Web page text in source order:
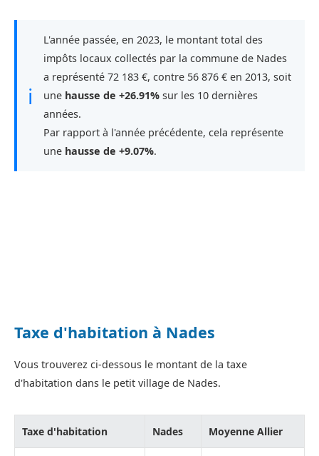
ℹ
L'année passée, en 2023, le montant total des
impôts locaux collectés par la commune de Nades
a représenté 72 183 €, contre 56 876 € en 2013, soit
une hausse de +26.91% sur les 10 dernières
années.
Par rapport à l'année précédente, cela représente
une hausse de +9.07%.
Taxe d'habitation à Nades
Vous trouverez ci-dessous le montant de la taxe
d'habitation dans le petit village de Nades.
Taxe d'habitation Nades Moyenne Allier